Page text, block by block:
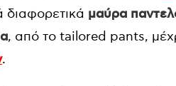
μαύρα
, από το tailored pants,
.